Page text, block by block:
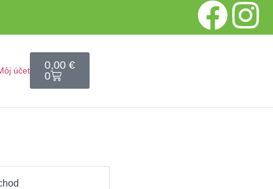
účet 0,00 €
0